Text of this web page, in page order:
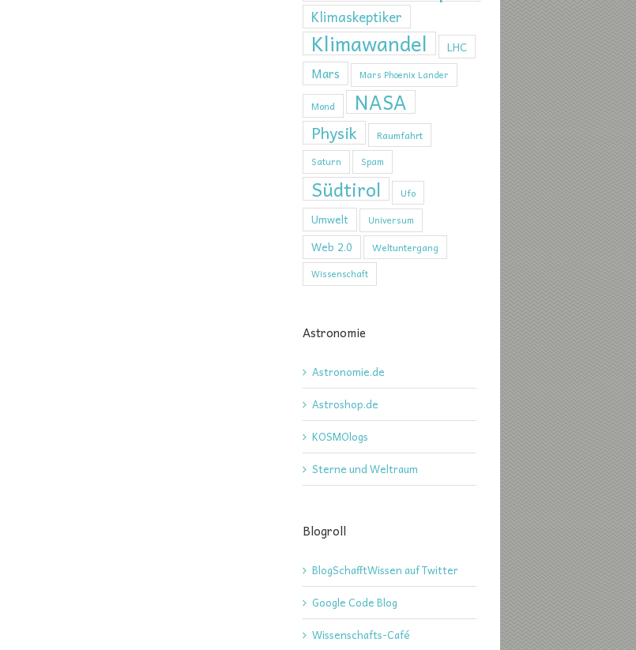
Klimaskeptiker
Klimawandel LHC
Mars Mars Phoenix Lander
Mond NASA
Physik Raumfahrt
Saturn Spam
Südtirol Ufo
Umwelt Universum
Web 2.0 Weltuntergang
Wissenschaft
Astronomie
Astronomie.de
Astroshop.de
KOSMOlogs
Sterne und Weltraum
Blogroll
BlogSchafftWissen auf Twitter
Google Code Blog
Wissenschafts-Café